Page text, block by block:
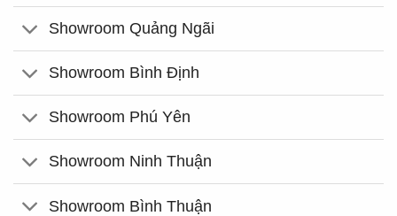
Showroom Quảng Ngãi
Showroom Bình Định
Showroom Phú Yên
Showroom Ninh Thuận
Showroom Bình Thuận